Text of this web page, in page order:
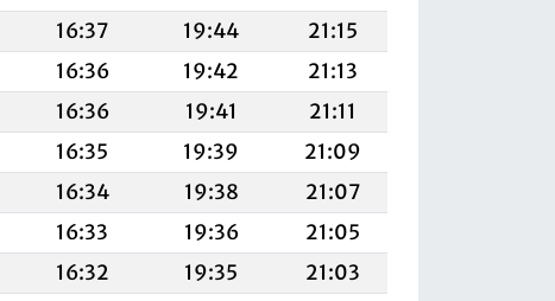
16:37 19:44
21:15
16:36 19:42
21:13
16:36 19:41
21:11
16:35 19:39
21:09
16:34 19:38
21:07
16:33 19:36
21:05
16:32 19:35
21:03